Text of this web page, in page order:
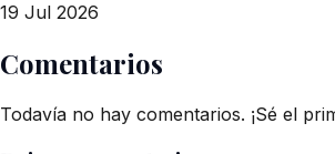
19 Jul 2026
Comentarios
Todavía no hay comentarios. ¡Sé el